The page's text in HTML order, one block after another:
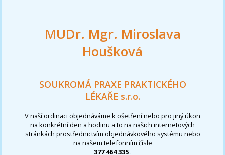
MUDr. Mgr. Miroslava
Houšková
SOUKROMÁ PRAXE PRAKTICKÉHO
LÉKAŘE s.r.o.
V naší ordinaci objednáváme k ošetření nebo pro jiný úkon
na konkrétní den a hodinu a to na našich internetových
stránkách prostřednictvím objednávkového systému nebo
na našem telefonním čísle
377 464 335 .